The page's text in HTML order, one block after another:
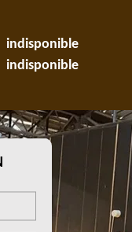
indisponible
indisponible